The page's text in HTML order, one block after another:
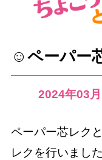
☺ペーパー
2024年03
ペーパー芯レク
レクを行いまし